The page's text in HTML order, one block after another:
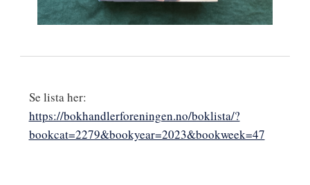
Se lista her:
https://bokhandlerforeningen.no/boklista/?
bookcat=2279&bookyear=2023&bookweek=47